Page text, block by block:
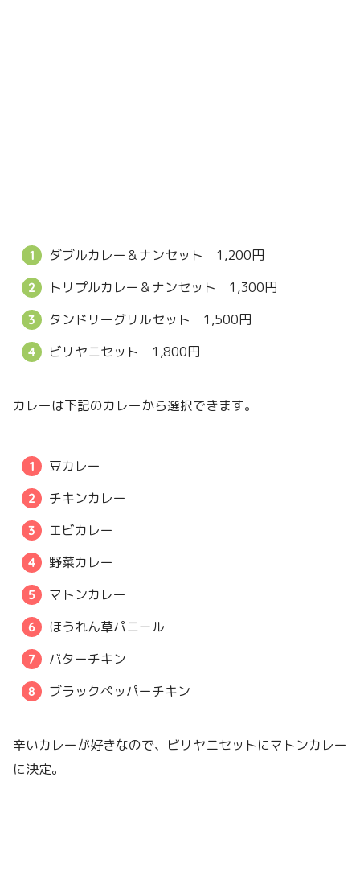
ダブルカレー＆ナンセット 1,200円
トリプルカレー＆ナンセット 1,300円
タンドリーグリルセット 1,500円
ビリヤニセット 1,800円
カレーは下記のカレーから選択できます。
豆カレー
チキンカレー
エビカレー
野菜カレー
マトンカレー
ほうれん草パニール
バターチキン
ブラックペッパーチキン
辛いカレーが好きなので、ビリヤニセットにマトンカレー
に決定。